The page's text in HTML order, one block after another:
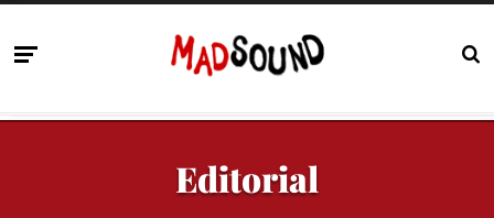
Editorial